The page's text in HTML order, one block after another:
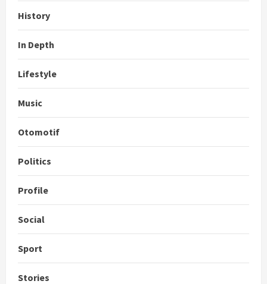
History
In Depth
Lifestyle
Music
Otomotif
Politics
Profile
Social
Sport
Stories